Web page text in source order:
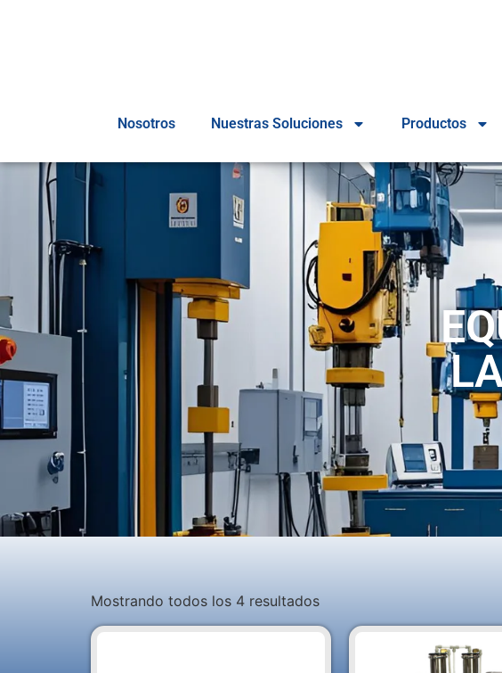
Nosotros Nuestras Soluciones Productos
Mostrando todos los 4 resultados